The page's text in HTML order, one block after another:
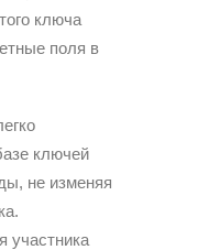
ключа
поля в
ключей
не изменяя
участника